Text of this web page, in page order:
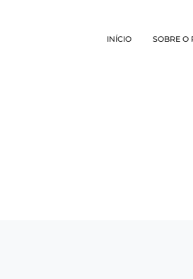
INÍCIO SOBRE O